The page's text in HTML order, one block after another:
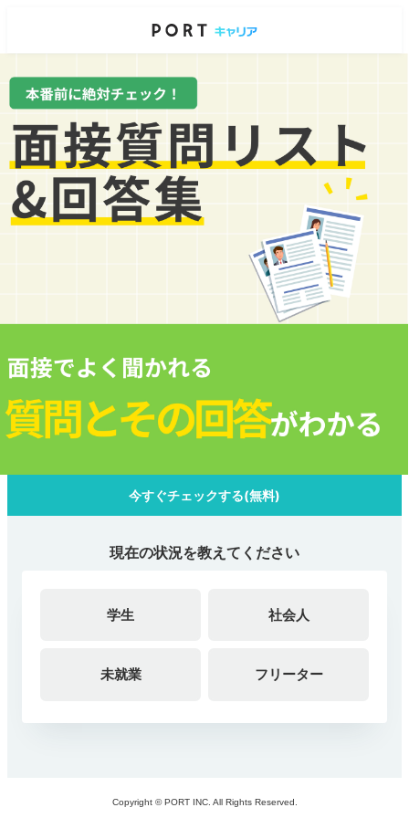
今すぐチェックする(無料)
現在の状況を教えてください
学生 社会人
未就業 フリーター
Copyright © PORT INC. All Rights Reserved.